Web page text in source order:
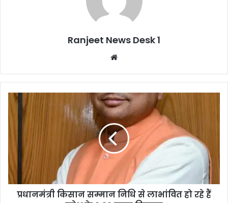
Ranjeet News Desk 1
te
प्रधानमंत्री किसान सम्मान निधि से लाभांवित हो रहे हैं